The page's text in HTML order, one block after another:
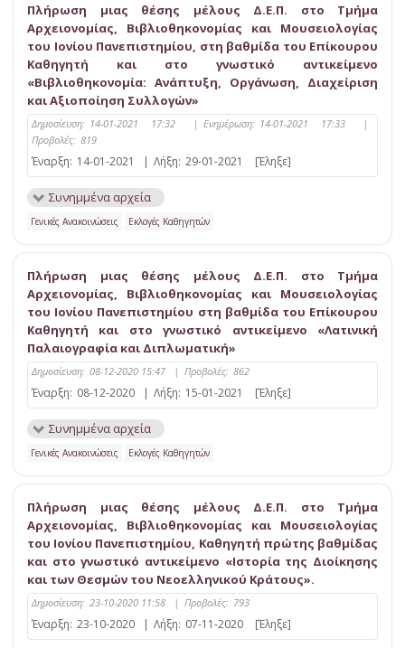
Πλήρωση μιας θέσης μέλους Δ.Ε.Π. στο Τμήμα
Αρχειονομίας, Βιβλιοθηκονομίας και Μουσειολογίας
του Ιονίου Πανεπιστημίου, στη βαθμίδα του Eπίκουρου
Καθηγητή και στο γνωστικό αντικείμενο
«Βιβλιοθηκονομία: Ανάπτυξη, Οργάνωση, Διαχείριση
και Αξιοποίηση Συλλογών»
Δημοσίευση: 14-01-2021 17:32 | Ενημέρωση: 14-01-2021 17:33
|
Προβολές: 819
Έναρξη: 14-01-2021 | Λήξη: 29-01-2021 [Έληξε]
Συνημμένα αρχεία
Γενικές Ανακοινώσεις Εκλογές Καθηγητών
Πλήρωση μιας θέσης μέλους Δ.Ε.Π. στο Τμήμα
Αρχειονομίας, Βιβλιοθηκονομίας και Μουσειολογίας
του Ιονίου Πανεπιστημίου στη βαθμίδα του Επίκουρου
Καθηγητή και στο γνωστικό αντικείμενο «Λατινική
Παλαιογραφία και Διπλωματική»
Δημοσίευση: 08-12-2020 15:47 | Προβολές: 862
Έναρξη: 08-12-2020 | Λήξη: 15-01-2021 [Έληξε]
Συνημμένα αρχεία
Γενικές Ανακοινώσεις Εκλογές Καθηγητών
Πλήρωση μιας θέσης μέλους Δ.Ε.Π. στο Τμήμα
Αρχειονομίας, Βιβλιοθηκονομίας και Μουσειολογίας
του Ιονίου Πανεπιστημίου, Καθηγητή πρώτης βαθμίδας
και στο γνωστικό αντικείμενο «Ιστορία της Διοίκησης
και των Θεσμών του Νεοελληνικού Κράτους».
Δημοσίευση: 23-10-2020 11:58 | Προβολές: 793
Έναρξη: 23-10-2020 | Λήξη: 07-11-2020 [Έληξε]